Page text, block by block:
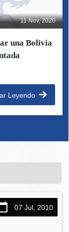
11 Nov, 2020
una Bolivia
Leyendo
07 Jul, 2010